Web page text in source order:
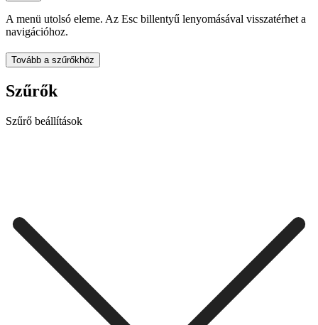
A menü utolsó eleme. Az Esc billentyű lenyomásával visszatérhet a
navigációhoz.
Tovább a szűrőkhöz
Szűrők
Szűrő beállítások